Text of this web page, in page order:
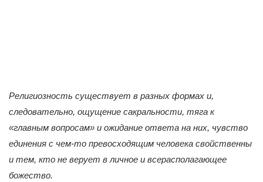
Религиозность существует в разных формах и,
следовательно, ощущение сакральности, тяга к
«главным вопросам» и ожидание ответа на них, чувство
единения с чем-то превосходящим человека свойственны
и тем, кто не верует в личное и всерасполагающее
божество.